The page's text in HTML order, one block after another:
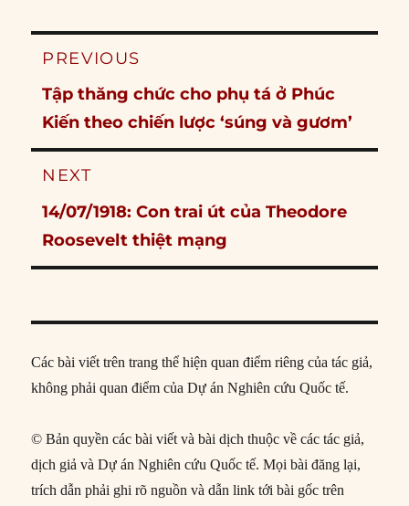
Post
PREVIOUS
Previous
post:
Tập thăng chức cho phụ tá ở Phúc
Kiến theo chiến lược ‘súng và gươm’
NEXT
Next
post:
14/07/1918: Con trai út của Theodore
Roosevelt thiệt mạng
Các bài viết trên trang thể hiện quan điểm riêng của tác giả,
không phải quan điểm của Dự án Nghiên cứu Quốc tế.
© Bản quyền các bài viết và bài dịch thuộc về các tác giả,
dịch giả và Dự án Nghiên cứu Quốc tế. Mọi bài đăng lại,
trích dẫn phải ghi rõ nguồn và dẫn link tới bài gốc trên